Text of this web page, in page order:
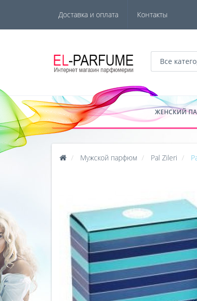
Доставка и оплата Контакты
Все
ЖЕНСКИЙ
Мужской парфюм Pal Zileri